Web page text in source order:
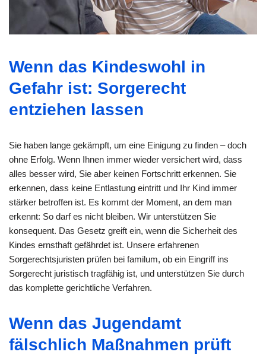
Wenn das Kindeswohl in
Gefahr ist: Sorgerecht
entziehen lassen
Sie haben lange gekämpft, um eine Einigung zu finden – doch
ohne Erfolg. Wenn Ihnen immer wieder versichert wird, dass
alles besser wird, Sie aber keinen Fortschritt erkennen. Sie
erkennen, dass keine Entlastung eintritt und Ihr Kind immer
stärker betroffen ist. Es kommt der Moment, an dem man
erkennt: So darf es nicht bleiben. Wir unterstützen Sie
konsequent. Das Gesetz greift ein, wenn die Sicherheit des
Kindes ernsthaft gefährdet ist. Unsere erfahrenen
Sorgerechtsjuristen prüfen bei familum, ob ein Eingriff ins
Sorgerecht juristisch tragfähig ist, und unterstützen Sie durch
das komplette gerichtliche Verfahren.
Wenn das Jugendamt
fälschlich Maßnahmen prüft